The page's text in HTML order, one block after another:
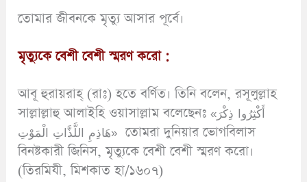
তোমার জীবনকে মৃত্যু আসার পূর্বে।
মৃত্যুকে বেশী বেশী স্মরণ করো :
আবূ হুরায়রাহ্ (রাঃ) হতে বর্ণিত। তিনি বলেন, রসূলুল্লাহ
সাল্লাল্লাহু আলাইহি ওয়াসাল্লাম বলেছেনঃ «أَكْثِرُوا ذِكْرَ
هَاذِمِ اللَّذَّاتِ الْمَوْتِ» তোমরা দুনিয়ার ভোগবিলাস
বিনষ্টকারী জিনিস, মৃত্যুকে বেশী বেশী স্মরণ করো।
(তিরমিযী, মিশকাত হা/১৬০৭)